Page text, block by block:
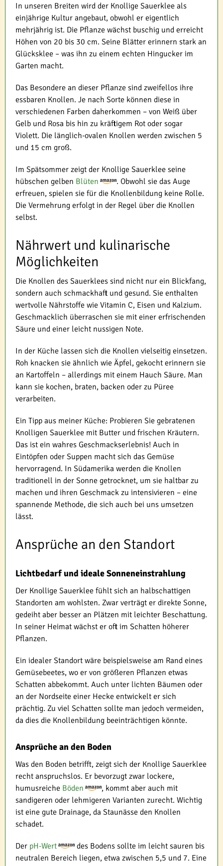
In unseren Breiten wird der Knollige Sauerklee als
einjährige Kultur angebaut, obwohl er eigentlich
mehrjährig ist. Die Pflanze wächst buschig und erreicht
Höhen von 20 bis 30 cm. Seine Blätter erinnern stark an
Glücksklee – was ihn zu einem echten Hingucker im
Garten macht.
Das Besondere an dieser Pflanze sind zweifellos ihre
essbaren Knollen. Je nach Sorte können diese in
verschiedenen Farben daherkommen – von Weiß über
Gelb und Rosa bis hin zu kräftigem Rot oder sogar
Violett. Die länglich-ovalen Knollen werden zwischen 5
und 15 cm groß.
Im Spätsommer zeigt der Knollige Sauerklee seine
hübschen gelben Blüten
. Obwohl sie das Auge
erfreuen, spielen sie für die Knollenbildung keine Rolle.
Die Vermehrung erfolgt in der Regel über die Knollen
selbst.
Nährwert und kulinarische
Möglichkeiten
Die Knollen des Sauerklees sind nicht nur ein Blickfang,
sondern auch schmackhaft und gesund. Sie enthalten
wertvolle Nährstoffe wie Vitamin C, Eisen und Kalzium.
Geschmacklich überraschen sie mit einer erfrischenden
Säure und einer leicht nussigen Note.
In der Küche lassen sich die Knollen vielseitig einsetzen.
Roh knacken sie ähnlich wie Äpfel, gekocht erinnern sie
an Kartoffeln – allerdings mit einem Hauch Säure. Man
kann sie kochen, braten, backen oder zu Püree
verarbeiten.
Ein Tipp aus meiner Küche: Probieren Sie gebratenen
Knolligen Sauerklee mit Butter und frischen Kräutern.
Das ist ein wahres Geschmackserlebnis! Auch in
Eintöpfen oder Suppen macht sich das Gemüse
hervorragend. In Südamerika werden die Knollen
traditionell in der Sonne getrocknet, um sie haltbar zu
machen und ihren Geschmack zu intensivieren – eine
spannende Methode, die sich auch bei uns umsetzen
lässt.
Ansprüche an den Standort
Lichtbedarf und ideale Sonneneinstrahlung
Der Knollige Sauerklee fühlt sich an halbschattigen
Standorten am wohlsten. Zwar verträgt er direkte Sonne,
gedeiht aber besser an Plätzen mit leichter Beschattung.
In seiner Heimat wächst er oft im Schatten höherer
Pflanzen.
Ein idealer Standort wäre beispielsweise am Rand eines
Gemüsebeetes, wo er von größeren Pflanzen etwas
Schatten abbekommt. Auch unter lichten Bäumen oder
an der Nordseite einer Hecke entwickelt er sich
prächtig. Zu viel Schatten sollte man jedoch vermeiden,
da dies die Knollenbildung beeinträchtigen könnte.
Ansprüche an den Boden
Was den Boden betrifft, zeigt sich der Knollige Sauerklee
recht anspruchslos. Er bevorzugt zwar lockere,
humusreiche Böden
, kommt aber auch mit
sandigeren oder lehmigeren Varianten zurecht. Wichtig
ist eine gute Drainage, da Staunässe den Knollen
schadet.
Der pH-Wert
des Bodens sollte im leicht sauren bis
neutralen Bereich liegen, etwa zwischen 5,5 und 7. Eine